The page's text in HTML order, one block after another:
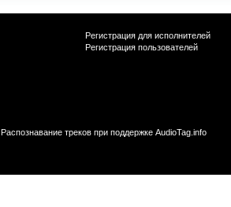
Регистрация для исполнителей
Регистрация пользователей
Распознавание треков при поддержке AudioTag.info